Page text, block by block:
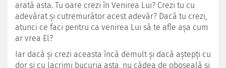
arată asta. Tu oare crezi în Venirea Lui? Crezi tu cu
adevărat şi cutremurător acest adevăr? Dacă tu crezi,
atunci ce faci pentru ca venirea Lui să te afle aşa cum
ar vrea El?
Iar dacă şi crezi aceasta încă demult şi dacă aştepţi cu
dor şi cu lacrimi bucuria asta, nu cădea de oboseală şi